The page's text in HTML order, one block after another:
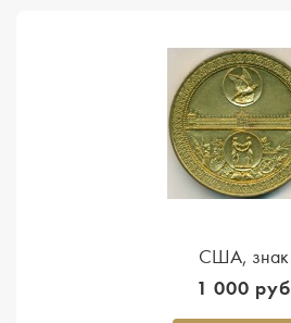
США, знак
1 000 руб